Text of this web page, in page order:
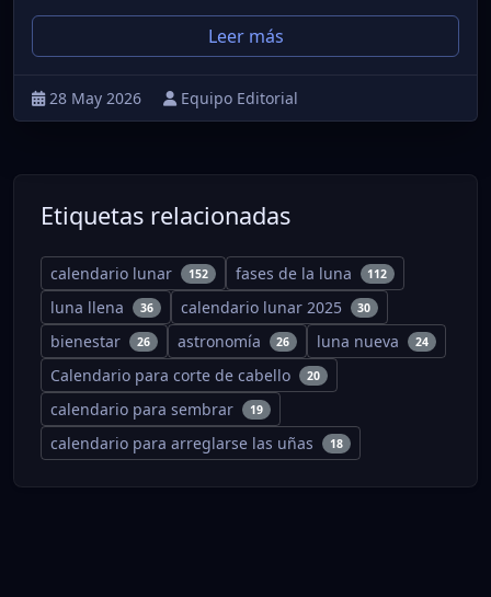
Leer más
28 May 2026 Equipo Editorial
Etiquetas relacionadas
calendario lunar 152 fases de la luna 112
luna llena 36 calendario lunar 2025 30
bienestar 26 astronomía 26 luna nueva 24
Calendario para corte de cabello 20
calendario para sembrar 19
calendario para arreglarse las uñas 18